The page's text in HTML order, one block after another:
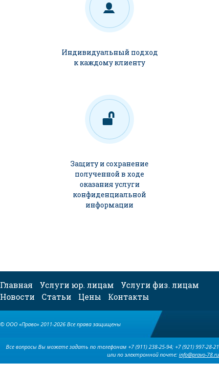
Индивидуальный подход
к каждому клиенту
Защиту и сохранение
полученной в ходе
оказания услуги
конфиденциальной
информации
Главная Услуги юр. лицам
Услуги физ. лицам
Новости
Статьи Цены Контакты
© ООО «Право» 2011-2026 Все права защищены
Все вопросы Вы можете задать по телефонам +7 (911) 238-25-94; +7 (921) 997-28-21
или по электронной почте: info@pravo-78.ru